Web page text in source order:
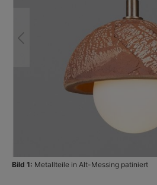
Bild 1: Metallteile in Alt-Messing patiniert